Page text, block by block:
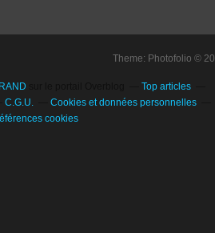
Theme: Photofolio ©
Top articles
C.G.U.
Cookies et données personnelles
cookies